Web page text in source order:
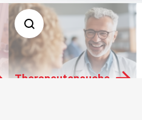
Therapeutensuche